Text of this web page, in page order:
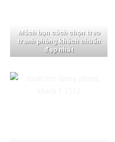
Mách bạn cách chọn treo
tranh phòng khách chuẩn
đẹp nhất